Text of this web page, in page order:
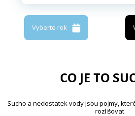
Vyberte rok
CO JE TO
Sucho a nedostatek vody jsou pojmy,
rozlišovat.